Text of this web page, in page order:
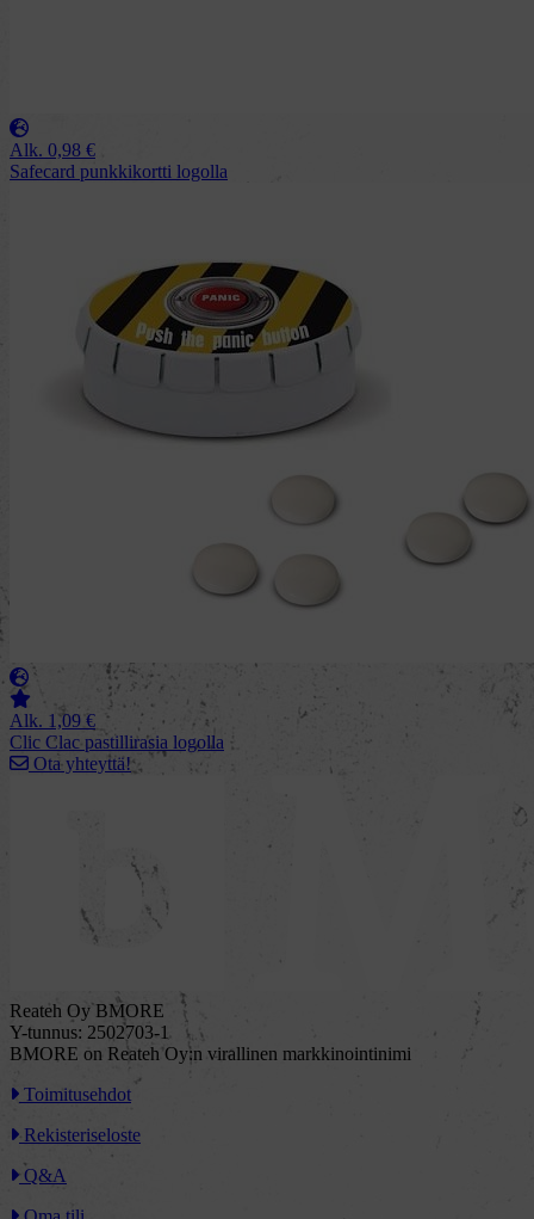
Alk. 0,98 €
Safecard punkkikortti logolla
Alk. 1,09 €
Clic Clac pastillirasia logolla
Ota yhteyttä!
Reateh Oy BMORE
Y-tunnus: 2502703-1
BMORE on Reateh Oy:n virallinen markkinointinimi
Toimitusehdot
Rekisteriseloste
Q&A